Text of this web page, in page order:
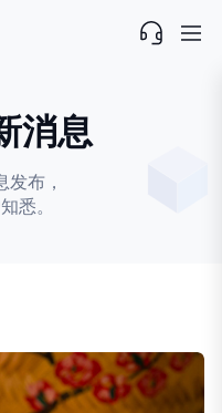
消息
发布，
悉。